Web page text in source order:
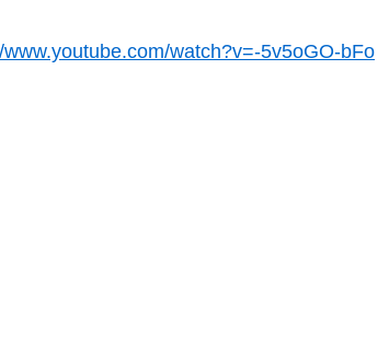
www.youtube.com/watch?v=-5v5oGO-bFo